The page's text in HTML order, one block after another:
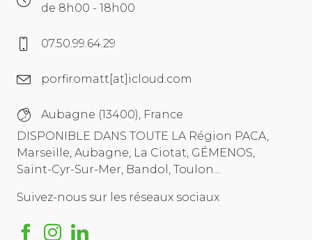
de 8h00 - 18h00
07.50.99.64.29
porfiromatt[at]icloud.com
Aubagne (13400), France
DISPONIBLE DANS TOUTE LA Région PACA,
Marseille, Aubagne, La Ciotat, GÉMENOS,
Saint-Cyr-Sur-Mer, Bandol, Toulon...
Suivez-nous sur les réseaux sociaux